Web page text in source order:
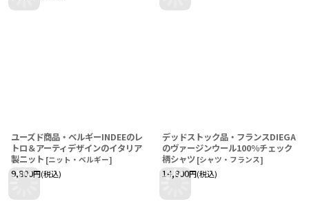
ユーズド商品・ベルギーINDEEのレ
トロ＆アーティデザインのイタリア
製ニット [ニット・ベルギー]
9,800円(税込)
デッドストック品・フランスDIEGA
のヴァージンウール100％チェック
柄シャツ [シャツ・フランス]
14,800円(税込)